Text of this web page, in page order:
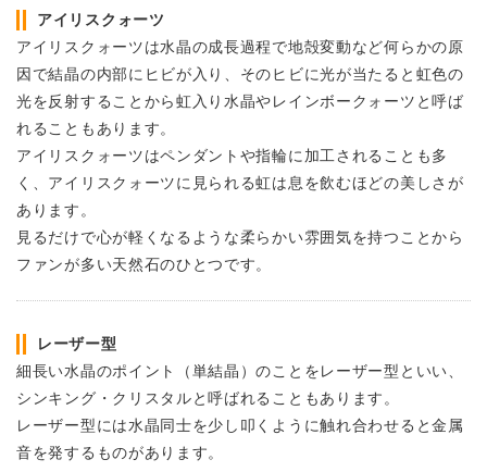
アイリスクォーツ
アイリスクォーツは水晶の成長過程で地殻変動など何らかの原
因で結晶の内部にヒビが入り、そのヒビに光が当たると虹色の
光を反射することから虹入り水晶やレインボークォーツと呼ば
れることもあります。
アイリスクォーツはペンダントや指輪に加工されることも多
く、アイリスクォーツに見られる虹は息を飲むほどの美しさが
あります。
見るだけで心が軽くなるような柔らかい雰囲気を持つことから
ファンが多い天然石のひとつです。
レーザー型
細長い水晶のポイント（単結晶）のことをレーザー型といい、
シンキング・クリスタルと呼ばれることもあります。
レーザー型には水晶同士を少し叩くように触れ合わせると金属
音を発するものがあります。